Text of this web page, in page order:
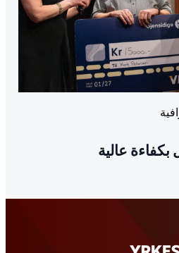
كيرت بيدرسن على الجائزة
وزعيم النقابة ترود
عالية